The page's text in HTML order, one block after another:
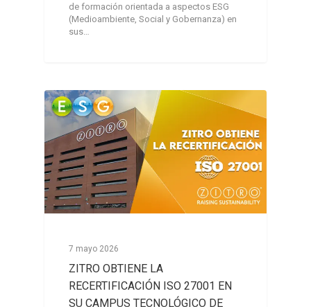
de formación orientada a aspectos ESG
(Medioambiente, Social y Gobernanza) en
sus…
7 mayo 2026
ZITRO OBTIENE LA
RECERTIFICACIÓN ISO 27001 EN
SU CAMPUS TECNOLÓGICO DE